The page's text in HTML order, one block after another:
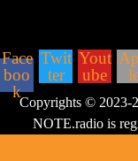
Face
boo
k
Twit
ter
Yout
ube
Copyrights © 2023-
NOTE.radio is